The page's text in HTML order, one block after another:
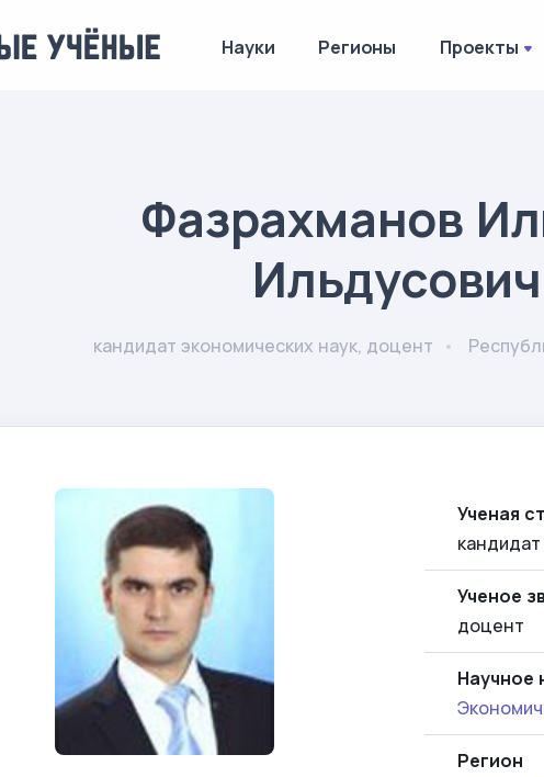
Науки Регионы Проекты
Фазрахманов
Ильдусович
кандидат экономических наук, доцент
Ученая
Ученое
доцент
Научное
Регион